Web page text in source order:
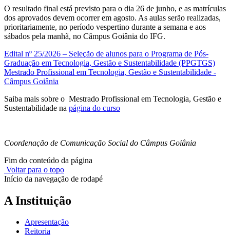
O resultado final está previsto para o dia 26 de junho, e as matrículas
dos aprovados devem ocorrer em agosto. As aulas serão realizadas,
prioritariamente, no período vespertino durante a semana e aos
sábados pela manhã, no Câmpus Goiânia do IFG.
Edital nº 25/2026 – Seleção de alunos para o Programa de Pós-
Graduação em Tecnologia, Gestão e Sustentabilidade (PPGTGS)
Mestrado Profissional em Tecnologia, Gestão e Sustentabilidade -
Câmpus Goiânia
Saiba mais sobre o Mestrado Profissional em Tecnologia, Gestão e
Sustentabilidade na página do curso
Coordenação de Comunicação Social do Câmpus Goiânia
Fim do conteúdo da página
Voltar para o topo
Início da navegação de rodapé
A Instituição
Apresentação
Reitoria